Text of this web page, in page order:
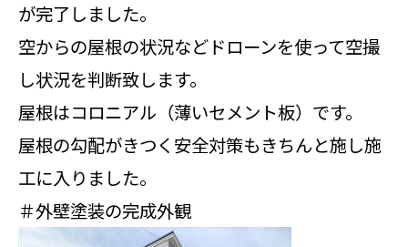
が完了しました。
空からの屋根の状況などドローンを使って空撮
し状況を判断致します。
屋根はコロニアル（薄いセメント板）です。
屋根の勾配がきつく安全対策もきちんと施し施
工に入りました。
＃外壁塗装の完成外観